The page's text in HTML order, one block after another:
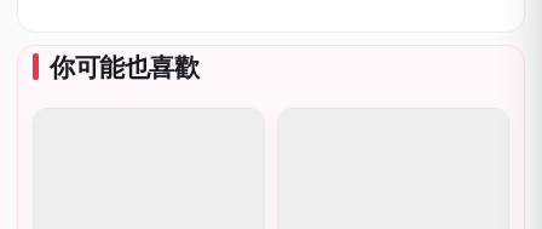
你可能也喜歡